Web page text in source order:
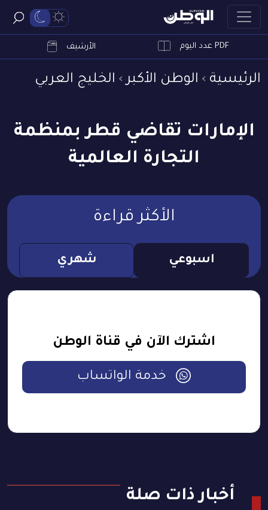
PDF عدد اليوم الأرشيف
الرئيسية الوطن الأكبر الخليج العربي
الإمارات تقاضي قطر بمنظمة
التجارة العالمية
الأكثر قراءة
اسبوعي شهري
اشترك الآن في قناة الوطن
خدمة الواتساب
أخبار ذات صلة